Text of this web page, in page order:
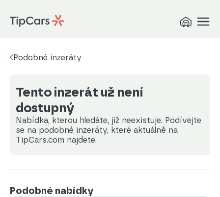
Podobné inzeráty
Tento inzerát už není
dostupný
Nabídka, kterou hledáte, již neexistuje. Podívejte
se na podobné inzeráty, které aktuálně na
TipCars.com najdete.
Podobné nabídky